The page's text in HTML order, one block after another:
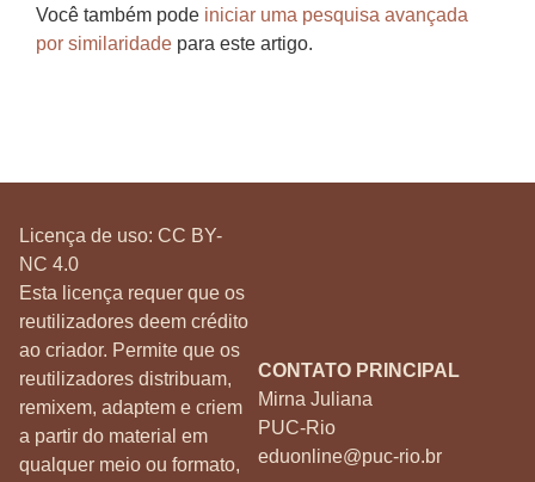
Você também pode iniciar uma pesquisa avançada
por similaridade para este artigo.
Licença de uso: CC BY-
NC 4.0
Esta licença requer que os
reutilizadores deem crédito
ao criador. Permite que os
reutilizadores distribuam,
remixem, adaptem e criem
a partir do material em
qualquer meio ou formato,
CONTATO PRINCIPAL
Mirna Juliana
PUC-Rio
eduonline@puc-rio.br